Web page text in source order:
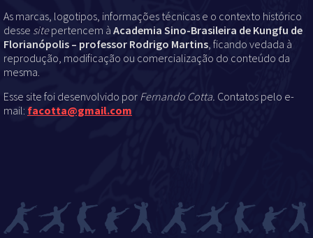
As marcas, logotipos, informações técnicas e o contexto histórico
desse sitepertencem à Academia Sino-Brasileira de Kungfu de
Florianópolis – professor Rodrigo Martins, ficando vedada à
reprodução, modificação ou comercialização do conteúdo da
mesma.
Esse site foi desenvolvido por Fernando Cotta. Contatos pelo e-
mail: facotta@gmail.com